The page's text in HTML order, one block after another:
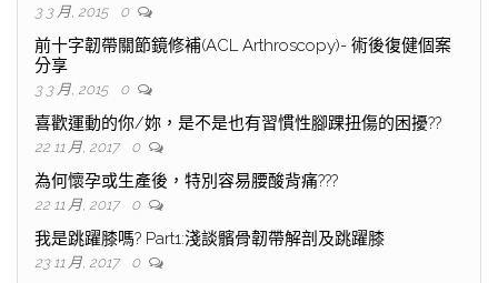
3 3 月, 2015 0
前十字韌帶關節鏡修補(ACL Arthroscopy)- 術後復健個案
分享
3 3 月, 2015 0
喜歡運動的你/妳，是不是也有習慣性腳踝扭傷的困擾??
22 11 月, 2017 0
為何懷孕或生產後，特別容易腰酸背痛???
22 11 月, 2017 0
我是跳躍膝嗎? Part1:淺談髕骨韌帶解剖及跳躍膝
23 11 月, 2017 0